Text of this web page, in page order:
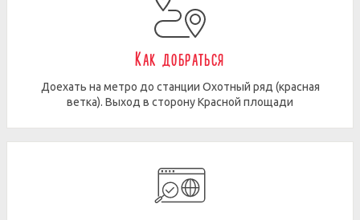
Как добраться
Доехать на метро до станции Охотный ряд (красная
ветка). Выход в сторону Красной площади